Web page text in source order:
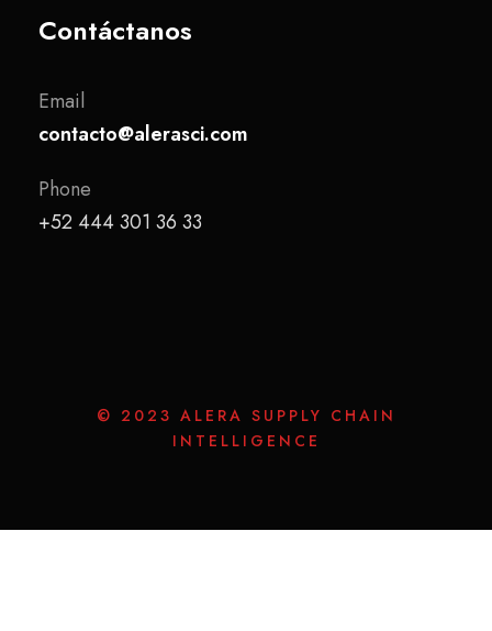
Contáctanos
Email
contacto@alerasci.com
Phone
+52 444 301 36 33
© 2023 ALERA SUPPLY CHAIN
INTELLIGENCE